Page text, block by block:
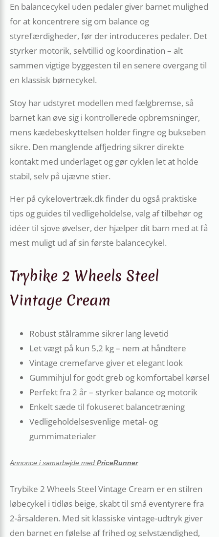
En balancecykel uden pedaler giver barnet mulighed
for at koncentrere sig om balance og
styrefærdigheder, før der introduceres pedaler. Det
styrker motorik, selvtillid og koordination – alt
sammen vigtige byggesten til en senere overgang til
en klassisk børnecykel.
Stoy har udstyret modellen med fælgbremse, så
barnet kan øve sig i kontrollerede opbremsninger,
mens kædebeskyttelsen holder fingre og bukseben
sikre. Den manglende affjedring sikrer direkte
kontakt med underlaget og gør cyklen let at holde
stabil, selv på ujævne stier.
Her på cykelovertræk.dk finder du også praktiske
tips og guides til vedligeholdelse, valg af tilbehør og
idéer til sjove øvelser, der hjælper dit barn med at få
mest muligt ud af sin første balancecykel.
Trybike 2 Wheels Steel
Vintage Cream
Robust stålramme sikrer lang levetid
Let vægt på kun 5,2 kg – nem at håndtere
Vintage cremefarve giver et elegant look
Gummihjul for godt greb og komfortabel kørsel
Perfekt fra 2 år – styrker balance og motorik
Enkelt sæde til fokuseret balancetræning
Vedligeholdelsesvenlige metal- og
gummimaterialer
Annonce i samarbejde med PriceRunner
Trybike 2 Wheels Steel Vintage Cream er en stilren
løbecykel i tidløs beige, skabt til små eventyrere fra
2-årsalderen. Med sit klassiske vintage-udtryk giver
den barnet en følelse af frihed og selvstændighed,